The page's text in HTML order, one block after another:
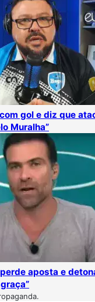
gol e diz que
Muralha”
aposta e